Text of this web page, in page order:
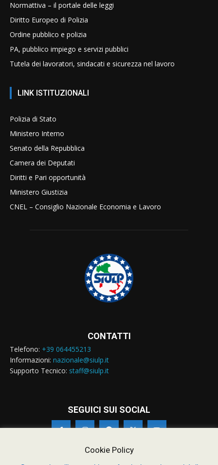
Normattiva – il portale delle leggi
Diritto Europeo di Polizia
Ordine pubblico e polizia
PA, pubblico impiego e servizi pubblici
Tutela dei lavoratori, sindacati e sicurezza nel lavoro
LINK ISTITUZIONALI
Polizia di Stato
Ministero Interno
Senato della Repubblica
Camera dei Deputati
Diritti e Pari opportunità
Ministero Giustizia
CNEL – Consiglio Nazionale Economia e Lavoro
CONTATTI
Telefono: +39 064455213
Informazioni: nazionale@siulp.it
Supporto Tecnico: staff@siulp.it
SEGUICI SUI SOCIAL
Cookie Policy